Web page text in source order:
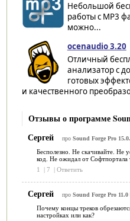
Небольшой
работы с MP3
можно...
ocenaudio 3.20
Отличный
анализатор с
готовых
и качественного
Отзывы о программе
Сергей
про Sound Forge Pro
Бесполезно. Не скачивайте. Не
код. Не ожидал от Софтпортала
1
| 7 | Ответить
Сергей про Sound Forge Pro
Почему концы треков
настройках или как?